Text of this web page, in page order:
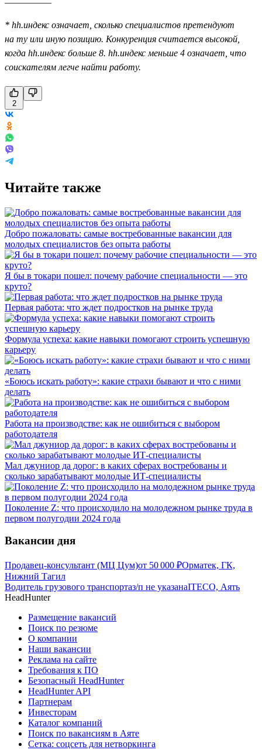
* hh.индекс означает, сколько специалистов претендуют
на ту или иную позицию. Конкуренция считается высокой,
когда hh.индекс больше 8. hh.индекс меньше 4 означает, что
соискателям легче найти работу.
2
Читайте также
Добро пожаловать: самые востребованные вакансии для
молодых специалистов без опыта работы
Я бы в токари пошел: почему рабочие специальности — это
круто?
Первая работа: что ждет подростков на рынке труда
Формула успеха: какие навыки помогают строить успешную
карьеру
«Боюсь искать работу»: какие страхи бывают и что с ними
делать
Работа на производстве: как не ошибиться с выбором
работодателя
Мал джуниор да дорог: в каких сферах востребованы и
сколько зарабатывают молодые ИТ-специалисты
Поколение Z: что происходило на молодежном рынке труда в
первом полугодии 2024 года
Вакансии дня
Продавец-консультант (МЦ Цум)от 50 000 ₽Орматек, ГК,
Нижний Тагил
Водитель грузового транспортаз/п не указанаITECO, Аять
HeadHunter
Размещение вакансий
Поиск по резюме
О компании
Наши вакансии
Реклама на сайте
Требования к ПО
Безопасный HeadHunter
HeadHunter API
Партнерам
Инвесторам
Каталог компаний
Поиск по вакансиям в Аяте
Сетка: соцсеть для нетворкинга